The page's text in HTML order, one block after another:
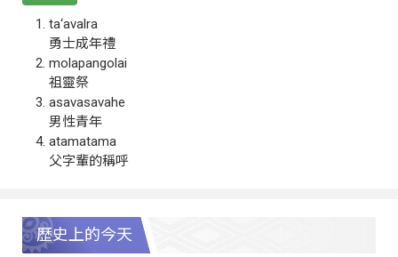
ta‘avalra
勇士成年禮
molapangolai
祖靈祭
asavasavahe
男性青年
atamatama
父字輩的稱呼
歷史上的今天